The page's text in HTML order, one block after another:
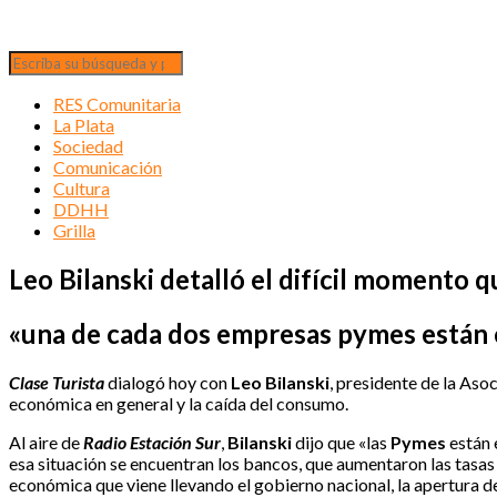
RES Comunitaria
La Plata
Sociedad
Comunicación
Cultura
DDHH
Grilla
Leo Bilanski detalló el difícil momento
«una de cada dos empresas pymes
Clase Turistadialogó hoy con Leo Bilanski , presidente de la
económica en general y la caída del consumo.
Al aire de Radio Estación Sur Bilanskidijo que «las Pymes están
esa situación se encuentran los bancos, que aumentaron las
económica que viene llevando el gobierno nacional, la apertura